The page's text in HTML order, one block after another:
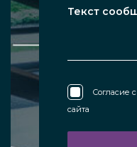
Согласие с
сайта